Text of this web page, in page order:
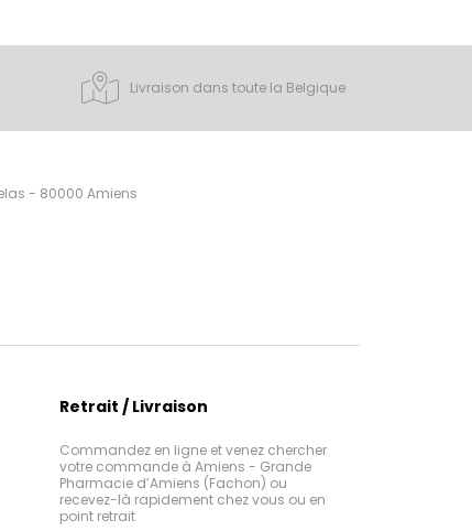
Livraison dans toute la Belgique
- 80000 Amiens
Retrait / Livraison
Commandez en ligne et venez chercher
votre commande à Amiens - Grande
Pharmacie d’Amiens (Fachon) ou
recevez-là rapidement chez vous ou en
point retrait